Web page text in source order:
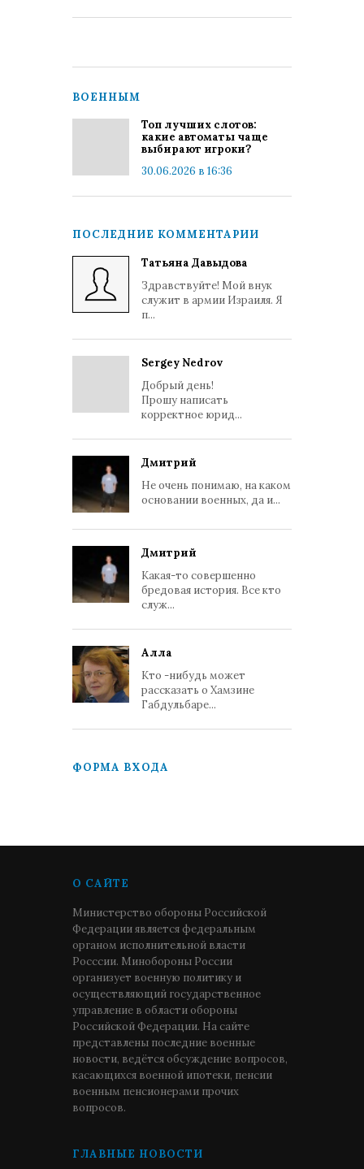
ВОЕННЫМ
Топ лучших слотов:
какие автоматы чаще
выбирают игроки?
30.06.2026 в 16:36
ПОСЛЕДНИЕ КОММЕНТАРИИ
Татьяна Давыдова
Здравствуйте! Мой внук
служит в армии Израиля. Я
п...
Sergey Nedrov
Добрый день!
Прошу написать
корректное юрид...
Дмитрий
Не очень понимаю, на каком
основании военных, да и...
Дмитрий
Какая-то совершенно
бредовая история. Все кто
служ...
Алла
Кто -нибудь может
рассказать о Хамзине
Габдульбаре...
ФОРМА ВХОДА
О САЙТЕ
Министерство обороны Российской
Федерации является федеральным
органом исполнительной власти
Росссии. Минобороны России
организует военную политику и
осуществляющий государственное
управление в области обороны
Российской Федерации. На сайте
представлены последние военные
новости, ведётся обсуждение вопросов,
касающихся военной ипотеки, пенсии
военным пенсионерами прочих
вопросов.
ГЛАВНЫЕ НОВОСТИ